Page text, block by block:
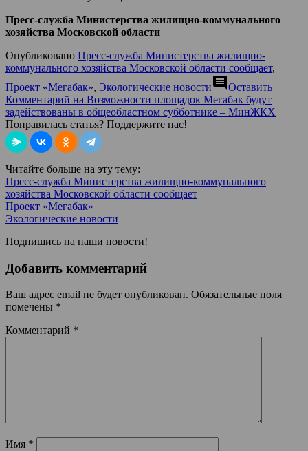
Пресс-служба Министерства жилищно-коммунального
хозяйства Московской области
Опубликовано Пресс-служба Министерства жилищно-
коммунального хозяйства Московской области сообщает,
Проект «Мегабак», Экологические новостиcomment Оставить
Комментарий на Возможности площадок Мегабак будут
задействованы в общеобластном субботнике – МинЖКХ
Понравилась статья? Поддержите нас!
Читайте больше на эту тему:
Пресс-служба Министерства жилищно-коммунального
хозяйства Московской области сообщает
Проект «Мегабак»
Экологические новости
Подпишись на наши новости!
Добавить комментарий
Ваш адрес email не будет опубликован. Обязательные поля
помечены *
Комментарий *
Имя *